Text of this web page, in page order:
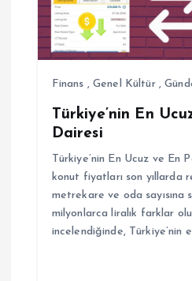
n
mFinans ,Genel Kültür,
Türkiye’nin En
Dairesi
Türkiye’nin En Ucuz ve En
konut fiyatları son yıllarda
metrekare ve oda sayısına
milyonlarca liralık farklar
incelendiğinde, Türkiye’nin